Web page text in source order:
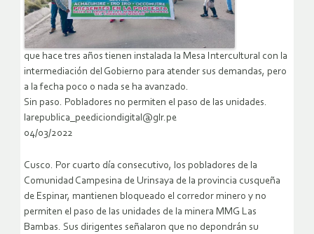
que hace tres años tienen instalada la Mesa Intercultural con la
intermediación del Gobierno para atender sus demandas, pero
a la fecha poco o nada se ha avanzado.
Sin paso. Pobladores no permiten el paso de las unidades.
larepublica_peediciondigital@glr.pe
04/03/2022
Cusco. Por cuarto día consecutivo, los pobladores de la
Comunidad Campesina de Urinsaya de la provincia cusqueña
de Espinar, mantienen bloqueado el corredor minero y no
permiten el paso de las unidades de la minera MMG Las
Bambas. Sus dirigentes señalaron que no depondrán su